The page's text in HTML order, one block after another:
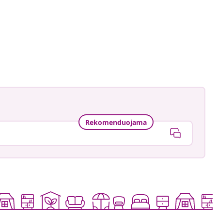
Rekomenduojama